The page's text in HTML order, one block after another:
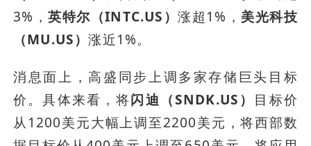
3%，英特尔（INTC.US）涨超1%， 美光科技
（MU.US）涨近1%。
消息面上，高盛同步上调多家存储巨头目标
价。具体来看，将闪迪（SNDK.US） 目标价
从1200美元大幅上调至2200美元，将西部数